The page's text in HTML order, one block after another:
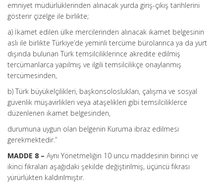
emniyet müdürlüklerinden alınacak yurda giriş-çıkış tarihlerini
gösterir çizelge ile birlikte;
a) İkamet edilen ülke mercilerinden alınacak ikamet belgesinin
aslı ile birlikte Türkiye’de yeminli tercüme bürolarınca ya da yurt
dışında bulunan Türk temsilciliklerince akredite edilmiş
tercümanlarca yapılmış ve ilgili temsilcilikçe onaylanmış
tercümesinden,
b) Türk büyükelçilikleri, başkonsoloslukları, çalışma ve sosyal
güvenlik müşavirlikleri veya ataşelikleri gibi temsilciliklerce
düzenlenen ikamet belgesinden,
durumuna uygun olan belgenin Kuruma ibraz edilmesi
gerekmektedir.”
MADDE 8 – Aynı Yönetmeliğin 10 uncu maddesinin birinci ve
ikinci fıkraları aşağıdaki şekilde değiştirilmiş, üçüncü fıkrası
yürürlükten kaldırılmıştır.